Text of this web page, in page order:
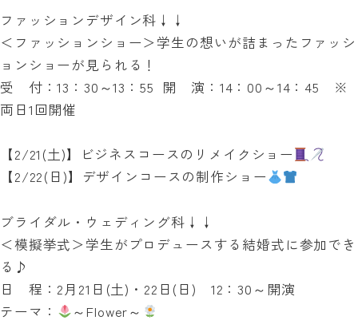
ファッションデザイン科↓↓
＜ファッションショー＞学生の想いが詰まったファッシ
ョンショーが見られる！
受 付：13：30～13：55 開 演：14：00～14：45 ※
両日1回開催
【2/21(土)】ビジネスコースのリメイクショー
【2/22(日)】デザインコースの制作ショー
ブライダル・ウェディング科↓↓
＜模擬挙式＞学生がプロデュースする結婚式に参加でき
る♪
日 程：2月21日(土)・22日(日) 12：30～開演
テーマ：
～Flower～